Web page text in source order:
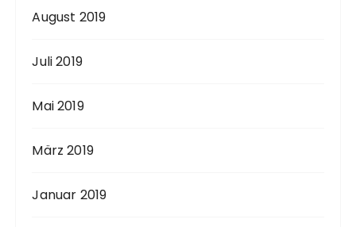
August 2019
Juli 2019
Mai 2019
März 2019
Januar 2019